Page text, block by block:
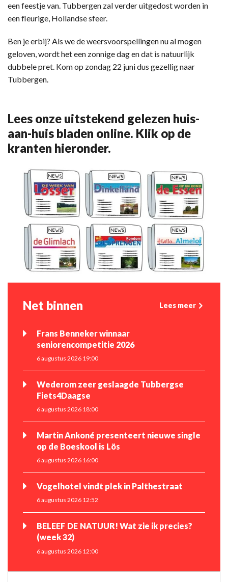
een feestje van. Tubbergen zal verder uitgedost worden in
een fleurige, Hollandse sfeer.
Ben je erbij? Als we de weersvoorspellingen nu al mogen
geloven, wordt het een zonnige dag en dat is natuurlijk
dubbele pret. Kom op zondag 22 juni dus gezellig naar
Tubbergen.
Lees onze uitstekend gelezen huis-
aan-huis bladen online. Klik op de
kranten hieronder.
Net binnen Lees meer
Frans Benneker winnaar
seniorencompetitie 2026
6 augustus 2026 19:00
Wederom zeer geslaagde Tubbergse
Fiets4Daagse
6 augustus 2026 18:00
Martin Ankoné presenteert nieuwe single
op de Boeskool is Lös
6 augustus 2026 16:00
Vogelhotel vindt plek in Palthestraat
6 augustus 2026 12:52
BELEEF DE NATUUR! Wat zie ik precies?
(week 32)
6 augustus 2026 12:00